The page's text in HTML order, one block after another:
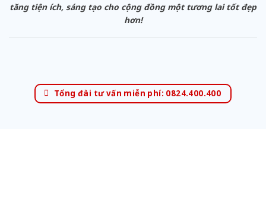
tăng tiện ích, sáng tạo cho cộng đồng một tương lai tốt đẹp
hơn!
Tổng đài tư vấn miễn phí: 0824.400.400